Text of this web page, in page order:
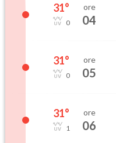
31°
0
ore
04
31°
0
ore
05
31°
1
ore
06